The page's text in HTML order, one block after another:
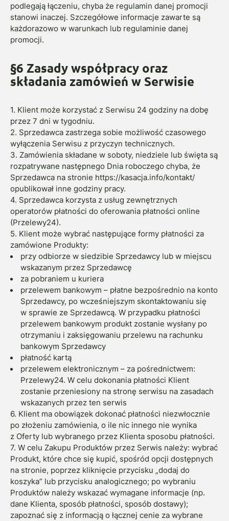
podlegają łączeniu, chyba że regulamin danej promocji
stanowi inaczej. Szczegółowe informacje zawarte są
każdorazowo w warunkach lub regulaminie danej
promocji.
§6 Zasady współpracy oraz
składania zamówień w Serwisie
1. Klient może korzystać z Serwisu 24 godziny na dobę
przez 7 dni w tygodniu.
2. Sprzedawca zastrzega sobie możliwość czasowego
wyłączenia Serwisu z przyczyn technicznych.
3. Zamówienia składane w soboty, niedziele lub święta są
rozpatrywane następnego Dnia roboczego chyba, że
Sprzedawca na stronie https://kasacja.info/kontakt/
opublikował inne godziny pracy.
4. Sprzedawca korzysta z usług zewnętrznych
operatorów płatności do oferowania płatności online
(Przelewy24).
5. Klient może wybrać następujące formy płatności za
zamówione Produkty:
przy odbiorze w siedzibie Sprzedawcy lub w miejscu
wskazanym przez Sprzedawcę
za pobraniem u kuriera
przelewem bankowym – płatne bezpośrednio na konto
Sprzedawcy, po wcześniejszym skontaktowaniu się
w sprawie ze Sprzedawcą. W przypadku płatności
przelewem bankowym produkt zostanie wysłany po
otrzymaniu i zaksięgowaniu przelewu na rachunku
bankowym Sprzedawcy
płatność kartą
przelewem elektronicznym – za pośrednictwem:
Przelewy24. W celu dokonania płatności Klient
zostanie przeniesiony na stronę serwisu na zasadach
wskazanych przez ten serwis
6. Klient ma obowiązek dokonać płatności niezwłocznie
po złożeniu zamówienia, o ile nic innego nie wynika
z Oferty lub wybranego przez Klienta sposobu płatności.
7. W celu Zakupu Produktów przez Serwis należy: wybrać
Produkt, które chce się kupić, spośród opcji dostępnych
na stronie, poprzez kliknięcie przycisku „dodaj do
koszyka” lub przycisku analogicznego; po wybraniu
Produktów należy wskazać wymagane informacje (np.
dane Klienta, sposób płatności, sposób dostawy);
zapoznać się z informacją o łącznej cenie za wybrane